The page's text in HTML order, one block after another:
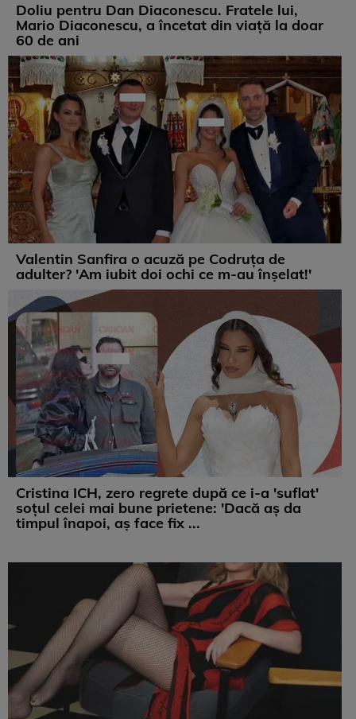
Doliu pentru Dan Diaconescu. Fratele lui,
Mario Diaconescu, a încetat din viață la doar
60 de ani
Valentin Sanfira o acuză pe Codruța de
adulter? 'Am iubit doi ochi ce m-au înșelat!'
Cristina ICH, zero regrete după ce i-a 'suflat'
soțul celei mai bune prietene: 'Dacă aș da
timpul înapoi, aș face fix ...